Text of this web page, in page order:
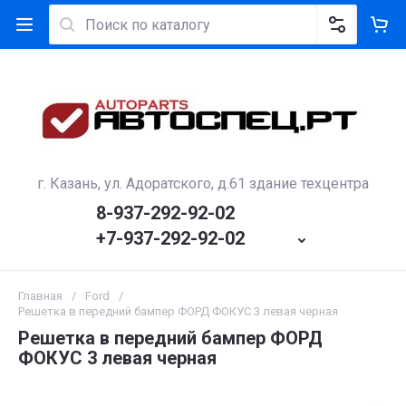
г. Казань, ул. Адоратского, д.61 здание техцентра
8-937-292-92-02
+7-937-292-92-02
Главная / Ford
/
Решетка в передний бампер ФОРД ФОКУС 3 левая черная
Решетка в передний бампер ФОРД
ФОКУС 3 левая черная